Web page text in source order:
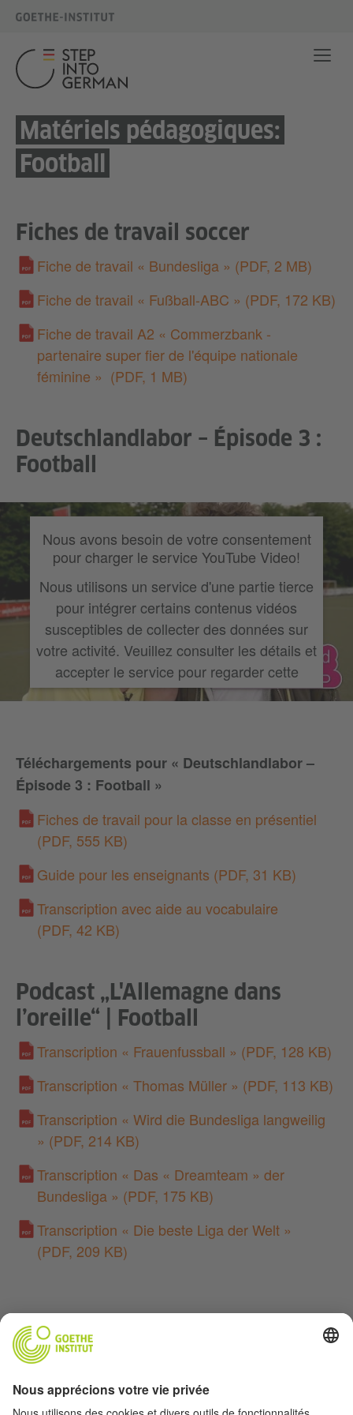
Matériels pédagogiques:
Football
Fiches de travail soccer
Fiche de travail « Bundesliga » (PDF, 2 MB)
Fiche de travail « Fußball-ABC » (PDF, 172 KB)
Fiche de travail A2 « Commerzbank -
partenaire super fier de l'équipe nationale
féminine » (PDF, 1 MB)
Deutschlandlabor – Épisode 3 :
Football
Nous avons besoin de votre consentement
pour charger le service YouTube Video!
Nous utilisons un service d'une partie tierce
pour intégrer certains contenus vidéos
susceptibles de collecter des données sur
votre activité. Veuillez consulter les détails et
accepter le service pour regarder cette
vidéo.
Téléchargements pour « Deutschlandlabor –
Épisode 3 : Football »
Fiches de travail pour la classe en présentiel
(PDF, 555 KB)
Guide pour les enseignants (PDF, 31 KB)
Transcription avec aide au vocabulaire
(PDF, 42 KB)
Podcast „L'Allemagne dans
l’oreille“ | Football
Transcription « Frauenfussball » (PDF, 128 KB)
Transcription « Thomas Müller » (PDF, 113 KB)
Transcription « Wird die Bundesliga langweilig
» (PDF, 214 KB)
Transcription « Das « Dreamteam » der
Bundesliga » (PDF, 175 KB)
Transcription « Die beste Liga der Welt »
(PDF, 209 KB)